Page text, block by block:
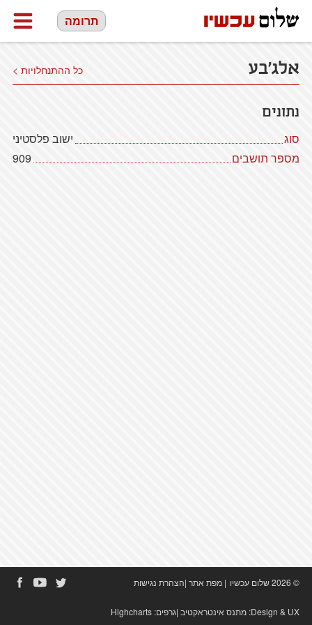
תרומה
אלג'בע כל ההתנחלויות >
נתונים
סוג
ישוב פלסטיני
מספר תושבים
909
© 2026 שלום עכשיו | מפת אתר|הצהרת נגישות
Design & UX: מתנס אינטראקטיב|גרפים: Highcharts